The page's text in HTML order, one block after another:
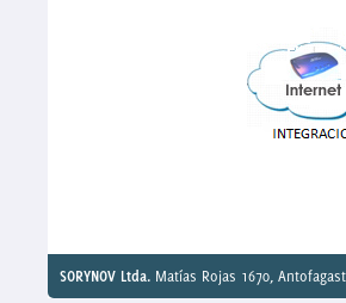
SORYNOV Ltda. Matías Rojas 1670,